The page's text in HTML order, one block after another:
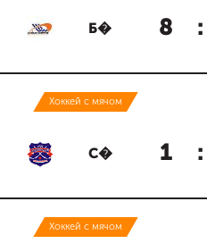
Б� 8 :
Хоккей с мячом
С� 1 :
Хоккей с мячом